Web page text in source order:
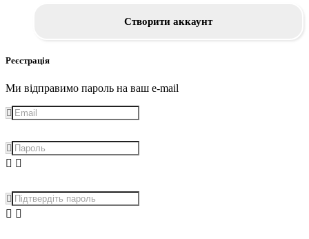
Створити аккаунт
Реєстрація
Ми відправимо пароль на ваш e-mail